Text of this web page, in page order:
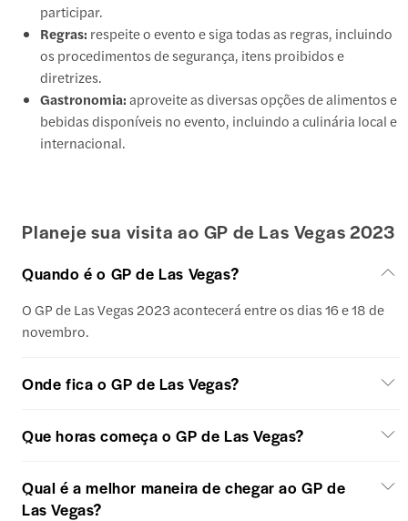
participar.
Regras: respeite o evento e siga todas as regras, incluindo
os procedimentos de segurança, itens proibidos e
diretrizes.
Gastronomia:aproveite as diversas opções de alimentos e
bebidas disponíveis no evento, incluindo a culinária local e
internacional.
Planeje sua visita ao GP de Las Vegas 2023
Quando é o GP de Las Vegas?
O GP de Las Vegas 2023 acontecerá entre os dias 16 e 18 de
novembro.
Onde fica o GP de Las Vegas?
Que horas começa o GP de Las Vegas?
Qual é a melhor maneira de chegar ao GP de
Las Vegas?